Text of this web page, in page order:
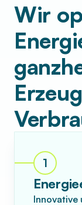
Wir
1
Innovative